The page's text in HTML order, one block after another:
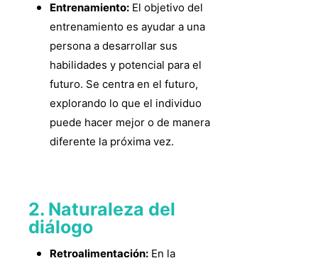
Entrenamiento: El objetivo del
entrenamiento es ayudar a una
persona a desarrollar sus
habilidades y potencial para el
futuro. Se centra en el futuro,
explorando lo que el individuo
puede hacer mejor o de manera
diferente la próxima vez.
2. Naturaleza del
diálogo
Retroalimentación: En la